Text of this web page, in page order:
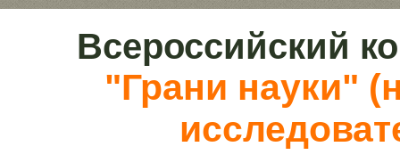
Всероссийский
"Грани науки"